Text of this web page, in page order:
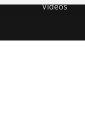
Videos